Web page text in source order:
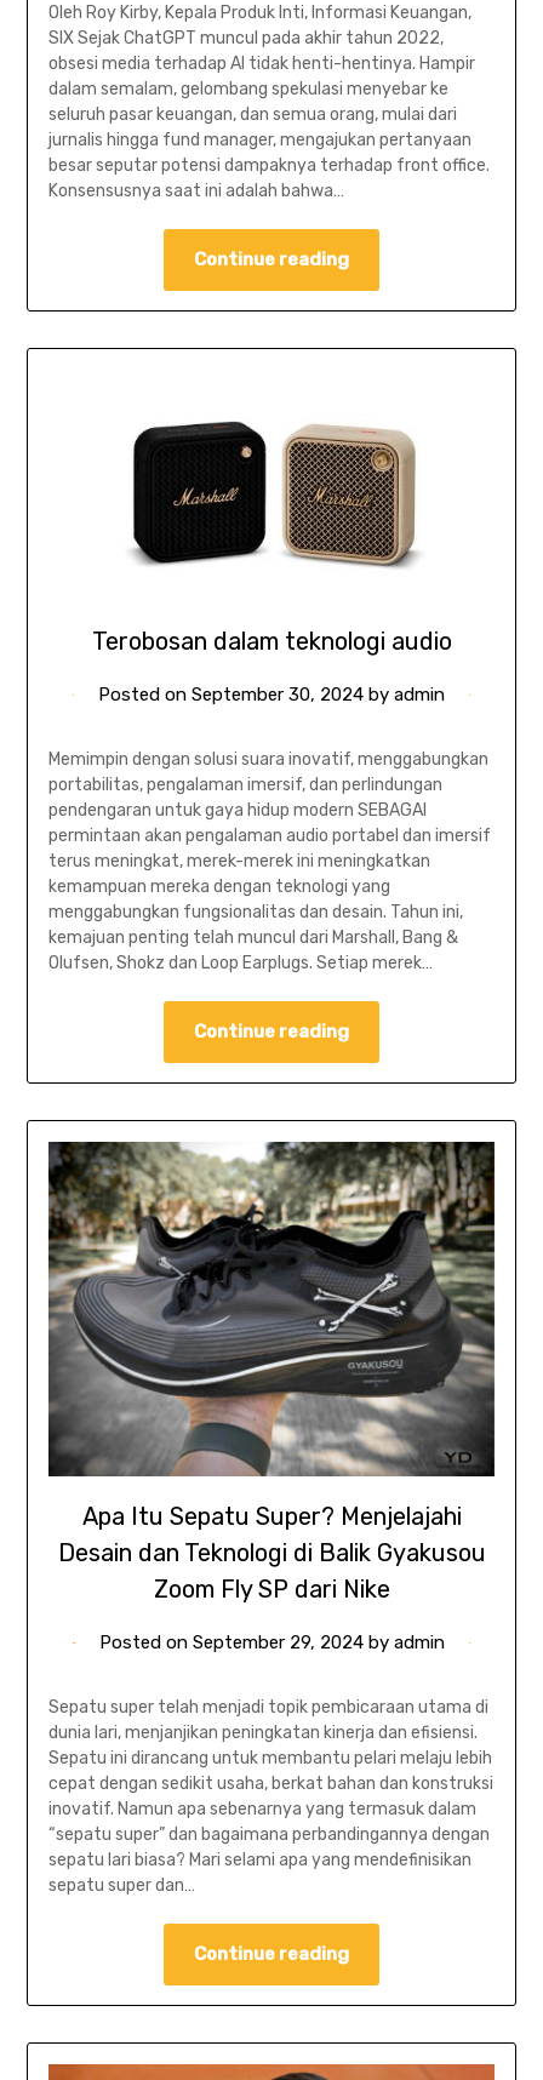
Oleh Roy Kirby, Kepala Produk Inti, Informasi Keuangan,
SIX Sejak ChatGPT muncul pada akhir tahun 2022,
obsesi media terhadap AI tidak henti-hentinya. Hampir
dalam semalam, gelombang spekulasi menyebar ke
seluruh pasar keuangan, dan semua orang, mulai dari
jurnalis hingga fund manager, mengajukan pertanyaan
besar seputar potensi dampaknya terhadap front office.
Konsensusnya saat ini adalah bahwa…
Continue reading
Terobosan dalam teknologi audio
Posted on September 30, 2024 by admin
Memimpin dengan solusi suara inovatif, menggabungkan
portabilitas, pengalaman imersif, dan perlindungan
pendengaran untuk gaya hidup modern SEBAGAI
permintaan akan pengalaman audio portabel dan imersif
terus meningkat, merek-merek ini meningkatkan
kemampuan mereka dengan teknologi yang
menggabungkan fungsionalitas dan desain. Tahun ini,
kemajuan penting telah muncul dari Marshall, Bang &
Olufsen, Shokz dan Loop Earplugs. Setiap merek…
Continue reading
Apa Itu Sepatu Super? Menjelajahi
Desain dan Teknologi di Balik Gyakusou
Zoom Fly SP dari Nike
Posted on September 29, 2024by admin
Sepatu super telah menjadi topik pembicaraan utama di
dunia lari, menjanjikan peningkatan kinerja dan efisiensi.
Sepatu ini dirancang untuk membantu pelari melaju lebih
cepat dengan sedikit usaha, berkat bahan dan konstruksi
inovatif. Namun apa sebenarnya yang termasuk dalam
“sepatu super” dan bagaimana perbandingannya dengan
sepatu lari biasa? Mari selami apa yang mendefinisikan
sepatu super dan…
Continue reading